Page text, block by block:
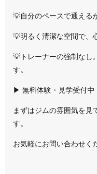
💡自分のペースで通える
💡明るく清潔な空間で、
💡トレーナーの強制なし
す。
▶無料体験・見学受付中
まずはジムの雰囲気を見
す。
お気軽にお問い合わせく